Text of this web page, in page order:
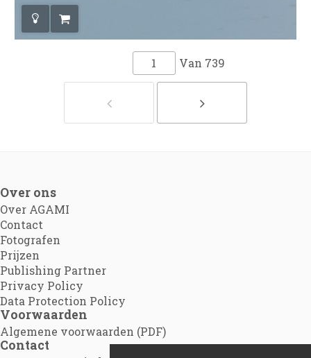
Van 739
Over ons
Over AGAMI
Contact
Fotografen
Prijzen
Publishing Partner
Privacy Policy
Data Protection Policy
Voorwaarden
Algemene voorwaarden (PDF)
Contact